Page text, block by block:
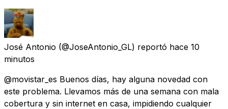
José Antonio (@JoseAntonio_GL) reportó hace 10
minutos
@movistar_es Buenos días, hay alguna novedad con
este problema. Llevamos más de una semana con mala
cobertura y sin internet en casa, impidiendo cualquier